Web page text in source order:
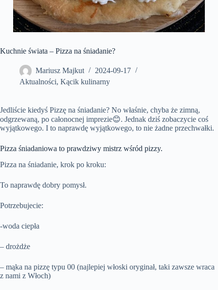
Kuchnie świata – Pizza na śniadanie?
Mariusz Majkut
2024-09-17
Aktualności, Kącik kulinarny
Jedliście kiedyś Pizzę na śniadanie? No właśnie, chyba że zimną,
odgrzewaną, po całonocnej imprezie😊. Jednak dziś zobaczycie coś
wyjątkowego. I to naprawdę wyjątkowego, to nie żadne przechwałki.
Pizza śniadaniowa to prawdziwy mistrz wśród pizzy.
Pizza na śniadanie, krok po kroku:
To naprawdę dobry pomysł.
Potrzebujecie:
-woda ciepła
– drożdże
– mąka na pizzę typu 00 (najlepiej włoski oryginał, taki zawsze wraca
z nami z Włoch)